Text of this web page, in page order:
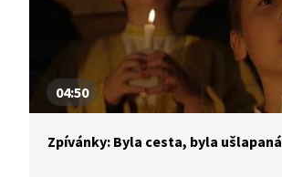
04:50
Zpívánky: Byla cesta, byla ušlapaná